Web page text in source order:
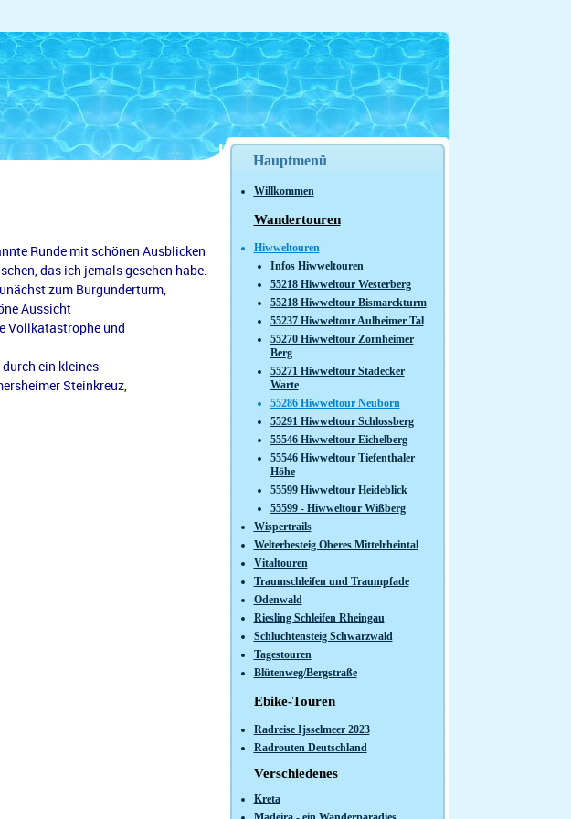
Runde mit schönen Ausblicken
das ich jemals gesehen habe.
zum Burgunderturm,
Aussicht
Vollkatastrophe und
ein kleines
Steinkreuz,
Hauptmenü
Willkommen
Wandertouren
Hiwweltouren
Infos Hiwweltouren
55218 Hiwweltour Westerberg
55218 Hiwweltour Bismarckturm
55237 Hiwweltour Aulheimer Tal
55270 Hiwweltour Zornheimer
Berg
55271 Hiwweltour Stadecker
Warte
55286 Hiwweltour Neuborn
55291 Hiwweltour Schlossberg
55546 Hiwweltour Eichelberg
55546 Hiwweltour Tiefenthaler
Höhe
55599 Hiwweltour Heideblick
55599 - Hiwweltour Wißberg
Wispertrails
Welterbesteig Oberes Mittelrheintal
Vitaltouren
Traumschleifen und Traumpfade
Odenwald
Riesling Schleifen Rheingau
Schluchtensteig Schwarzwald
Tagestouren
Blütenweg/Bergstraße
Ebike-Touren
Radreise Ijsselmeer 2023
Radrouten Deutschland
Verschiedenes
Kreta